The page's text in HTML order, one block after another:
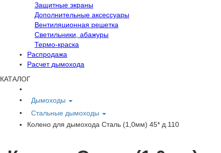
Защитные экраны
Дополнительные аксессуары
Вентиляционная решетка
Светильники, абажуры
Термо-краска
Распродажа
Расчет дымохода
КАТАЛОГ
Дымоходы
Стальные дымоходы
Колено для дымохода Сталь (1,0мм) 45* д.110